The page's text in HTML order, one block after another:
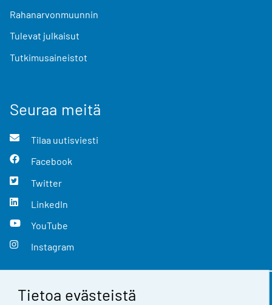
Tietoa evästeistä
Rahanarvonmuunnin
Tulevat julkaisut
Tutkimusaineistot
Seuraa meitä
Tilaa uutisviesti
Facebook
Twitter
LinkedIn
YouTube
Instagram
Yhteystiedot